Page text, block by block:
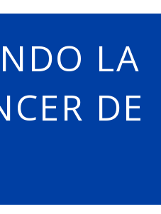
LA
DE